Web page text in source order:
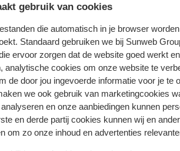
gebruik van cookies
die automatisch in je browser
Standaard gebruiken we bij Sunweb
ervoor zorgen dat de website goed werkt
analytische cookies om onze website te
de door jou ingevoerde informatie voor je te
we ook gebruik van marketingcookies
en onze aanbiedingen kunnen
en derde partij cookies kunnen wij en
om zo onze inhoud en advertenties